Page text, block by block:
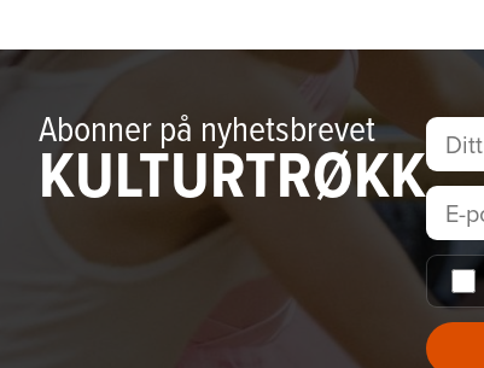
Abonner på nyhetsbrevet
KULTURTRØKK